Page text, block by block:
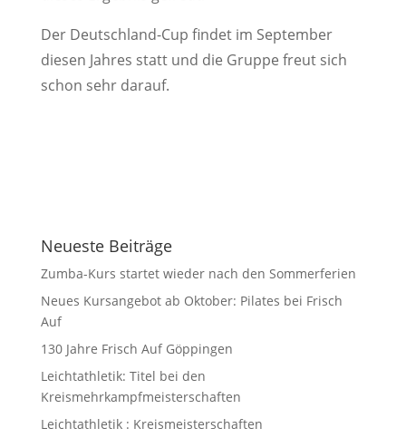
Der Deutschland-Cup findet im September
diesen Jahres statt und die Gruppe freut sich
schon sehr darauf.
Neueste Beiträge
Zumba-Kurs startet wieder nach den Sommerferien
Neues Kursangebot ab Oktober: Pilates bei Frisch
Auf
130 Jahre Frisch Auf Göppingen
Leichtathletik: Titel bei den
Kreismehrkampfmeisterschaften
Leichtathletik : Kreismeisterschaften